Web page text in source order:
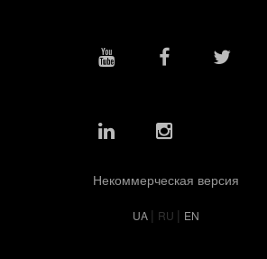
Некоммерческая версия
UA | RU | EN